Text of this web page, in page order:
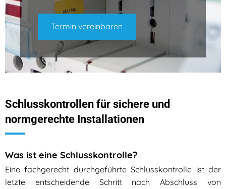
Termin vereinbaren
Schlusskontrollen für sichere und
normgerechte Installationen
Was ist eine Schlusskontrolle?
Eine fachgerecht durchgeführte Schlusskontrolle ist der
letzte entscheidende Schritt nach Abschluss von